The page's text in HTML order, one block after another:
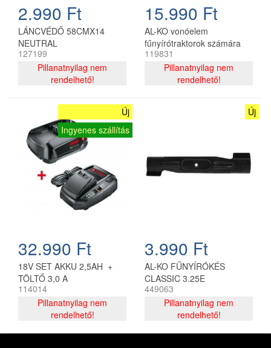
2.990 Ft
LÁNCVÉDŐ 58CMX14
NEUTRAL
127199
Pillanatnyilag nem
rendelhető!
15.990 Ft
AL-KO vonóelem
fűnyírótraktorok számára
119831
Pillanatnyilag nem
rendelhető!
Új
Ingyenes szállítás
32.990 Ft
18V SET AKKU 2,5AH +
TÖLTŐ 3,0 A
114014
Pillanatnyilag nem
rendelhető!
Új
3.990 Ft
AL-KO FŰNYÍRÓKÉS
CLASSIC 3.25E
449063
Pillanatnyilag nem
rendelhető!